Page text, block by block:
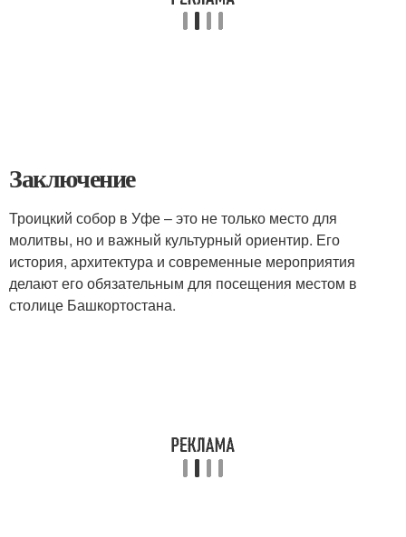
Заключение
Троицкий собор в Уфе – это не только место для
молитвы, но и важный культурный ориентир. Его
история, архитектура и современные мероприятия
делают его обязательным для посещения местом в
столице Башкортостана.